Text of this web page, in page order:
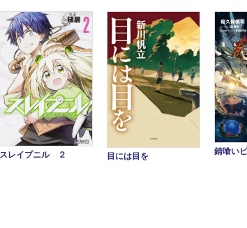
スレイプニル ２ 目には目を 錆喰い